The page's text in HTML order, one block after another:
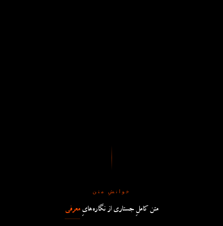
خوانشِ متن
متن کاملِ جستاری از نگاره‌هایِ معرفی